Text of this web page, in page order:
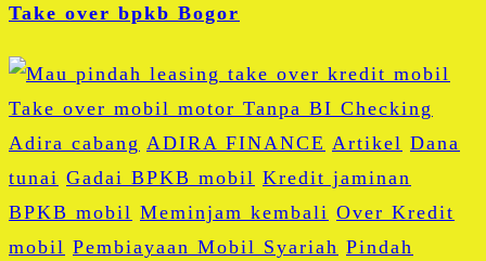
Take over bpkb Bogor
Adira cabang ADIRA FINANCE Artikel Dana
tunai Gadai BPKB mobil Kredit jaminan
BPKB mobil Meminjam kembali Over Kredit
mobil Pembiayaan Mobil Syariah Pindah